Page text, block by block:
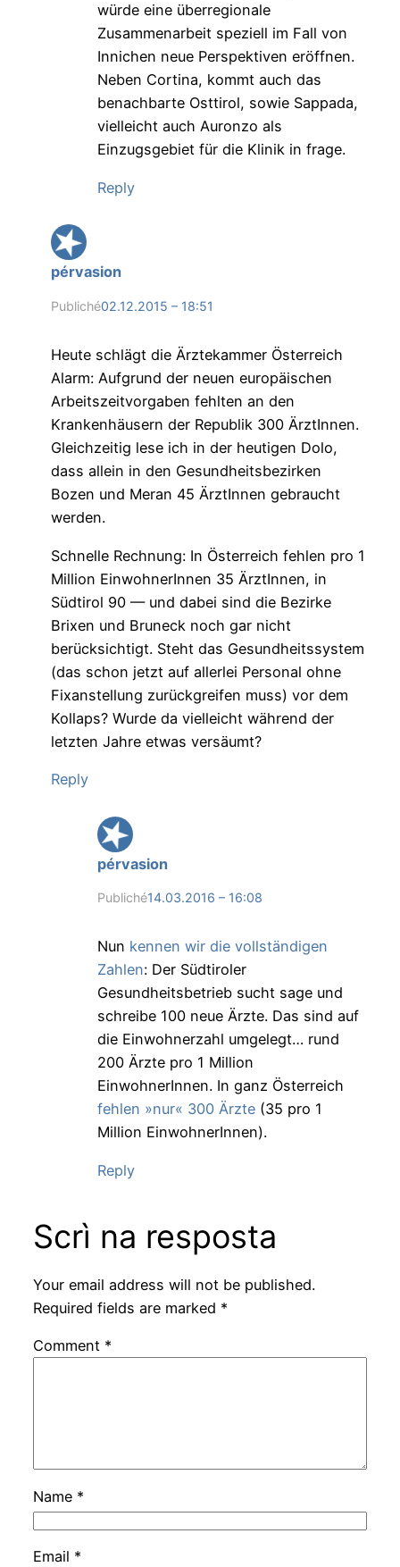
würde eine überregionale
Zusammenarbeit speziell im Fall von
Innichen neue Perspektiven eröffnen.
Neben Cortina, kommt auch das
benachbarte Osttirol, sowie Sappada,
vielleicht auch Auronzo als
Einzugsgebiet für die Klinik in frage.
Reply
pérvasion
Publiché02.12.2015 – 18:51
Heute schlägt die Ärztekammer Österreich
Alarm: Aufgrund der neuen europäischen
Arbeitszeitvorgaben fehlten an den
Krankenhäusern der Republik 300 ÄrztInnen.
Gleichzeitig lese ich in der heutigen Dolo,
dass allein in den Gesundheitsbezirken
Bozen und Meran 45 ÄrztInnen gebraucht
werden.
Schnelle Rechnung: In Österreich fehlen pro 1
Million EinwohnerInnen 35 ÄrztInnen, in
Südtirol 90 — und dabei sind die Bezirke
Brixen und Bruneck noch gar nicht
berücksichtigt. Steht das Gesundheitssystem
(das schon jetzt auf allerlei Personal ohne
Fixanstellung zurückgreifen muss) vor dem
Kollaps? Wurde da vielleicht während der
letzten Jahre etwas versäumt?
Reply
pérvasion
Publiché14.03.2016 – 16:08
Nun kennen wir die vollständigen
Zahlen: Der Südtiroler
Gesundheitsbetrieb sucht sage und
schreibe 100 neue Ärzte. Das sind auf
die Einwohnerzahl umgelegt… rund
200 Ärzte pro 1 Million
EinwohnerInnen. In ganz Österreich
fehlen »nur« 300 Ärzte(35 pro 1
Million EinwohnerInnen).
Reply
Scrì na resposta
Your email address will not be published.
Required fields are marked *
Comment *
Name *
Email *